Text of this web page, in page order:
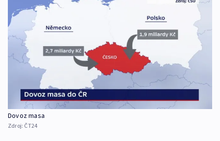
Dovoz masa
Zdroj: ČT24